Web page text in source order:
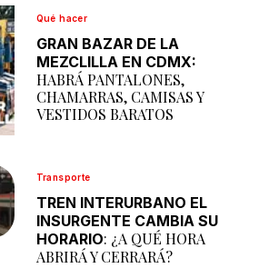
Qué hacer
GRAN BAZAR DE LA
MEZCLILLA EN CDMX:
HABRÁ PANTALONES,
CHAMARRAS, CAMISAS Y
VESTIDOS BARATOS
Transporte
TREN INTERURBANO EL
INSURGENTE CAMBIA SU
HORARIO: ¿A QUÉ HORA
ABRIRÁ Y CERRARÁ?